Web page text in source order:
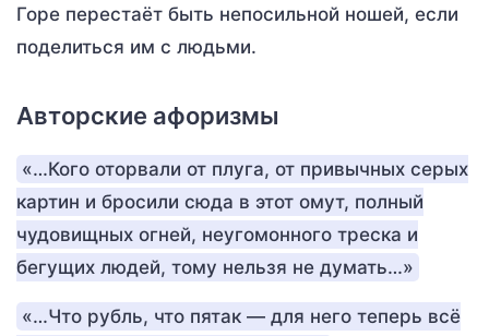
Горе перестаёт быть непосильной ношей, если
поделиться им с людьми.
Авторские афоризмы
«…Кого оторвали от плуга, от привычных серых
картин и бросили сюда в этот омут, полный
чудовищных огней, неугомонного треска и
бегущих людей, тому нельзя не думать…»
«…Что рубль, что пятак — для него теперь всё